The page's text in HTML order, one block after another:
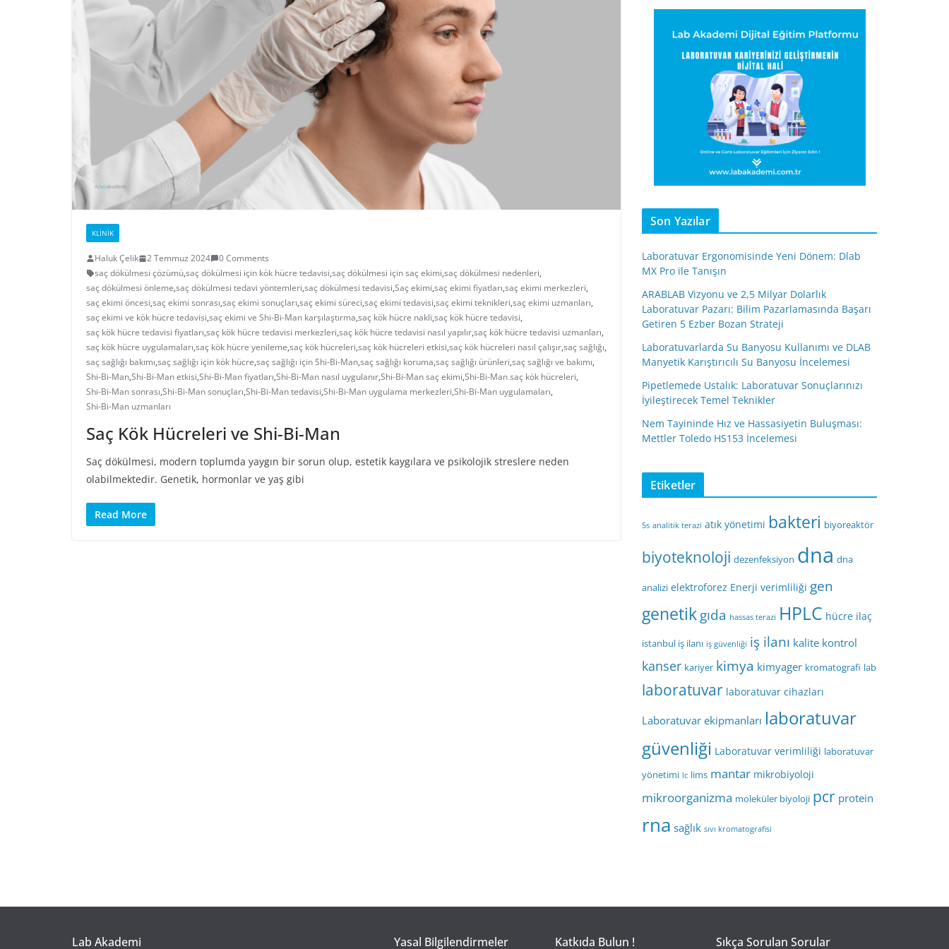
KLINIK
Haluk Çelik 2 Temmuz 2024
0 Comments
saç dökülmesi çözümü,saç dökülmesi için kök hücre tedavisi,saç dökülmesi için saç ekimi,saç dökülmesi nedenleri,
saç dökülmesi önleme,saç dökülmesi tedavi yöntemleri,saç dökülmesi tedavisi,Saç ekimi,saç ekimi fiyatları,saç ekimi merkezleri,
saç ekimi öncesi,saç ekimi sonrası,saç ekimi sonuçları,saç ekimi süreci,saç ekimi tedavisi,saç ekimi teknikleri,saç ekimi uzmanları,
saç ekimi ve kök hücre tedavisi,saç ekimi ve Shi-Bi-Man karşılaştırma,saç kök hücre nakli,saç kök hücre tedavisi,
saç kök hücre tedavisi fiyatları,saç kök hücre tedavisi merkezleri,saç kök hücre tedavisi nasıl yapılır,saç kök hücre tedavisi uzmanları,
saç kök hücre uygulamaları,saç kök hücre yenileme,saç kök hücreleri,saç kök hücreleri etkisi,saç kök hücreleri nasıl çalışır,saç sağlığı,
saç sağlığı bakımı,saç sağlığı için kök hücre,saç sağlığı için Shi-Bi-Man,saç sağlığı koruma,saç sağlığı ürünleri,saç sağlığı ve bakımı,
Shi-Bi-Man,Shi-Bi-Man etkisi,Shi-Bi-Man fiyatları,Shi-Bi-Man nasıl uygulanır,Shi-Bi-Man saç ekimi,Shi-Bi-Man saç kök hücreleri,
Shi-Bi-Man sonrası,Shi-Bi-Man sonuçları,Shi-Bi-Man tedavisi,Shi-Bi-Man uygulama merkezleri,Shi-Bi-Man uygulamaları,
Shi-Bi-Man uzmanları
Saç Kök Hücreleri ve Shi-Bi-Man
Saç dökülmesi, modern toplumda yaygın bir sorun olup, estetik kaygılara ve psikolojik streslere neden
olabilmektedir. Genetik, hormonlar ve yaş gibi
Read More
Son Yazılar
Laboratuvar Ergonomisinde Yeni Dönem: Dlab
MX Pro ile Tanışın
ARABLAB Vizyonu ve 2,5 Milyar Dolarlık
Laboratuvar Pazarı: Bilim Pazarlamasında Başarı
Getiren 5 Ezber Bozan Strateji
Laboratuvarlarda Su Banyosu Kullanımı ve DLAB
Manyetik Karıştırıcılı Su Banyosu İncelemesi
Pipetlemede Ustalık: Laboratuvar Sonuçlarınızı
İyileştirecek Temel Teknikler
Nem Tayininde Hız ve Hassasiyetin Buluşması:
Mettler Toledo HS153 İncelemesi
Etiketler
5s analitik terazi atık yönetimi bakteri biyoreaktör
biyoteknoloji dezenfeksiyon dna dna
analizi elektroforez Enerji verimliliği gen
genetikgıda hassas terazi HPLC hücre ilaç
istanbul iş ilanı iş güvenliği iş ilanı kalite kontrol
kanser kariyer kimya kimyager kromatografi lab
laboratuvar laboratuvar cihazları
Laboratuvar ekipmanları laboratuvar
güvenliği Laboratuvar verimliliği laboratuvar
yönetimi lc lims mantar mikrobiyoloji
mikroorganizma moleküler biyoloji pcr protein
rna sağlık sıvı kromatografisi
Lab Akademi Yasal Bilgilendirmeler Katkıda Bulun ! Sıkça Sorulan Sorular